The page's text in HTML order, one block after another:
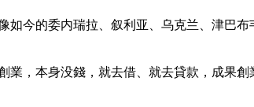
今的委内瑞拉、叙利亚、乌克兰、津巴
，本身没錢，就去借、就去貸款，成果